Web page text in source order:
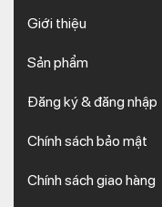
Giới thiệu
Sản phẩm
Đăng ký & đăng nhập
Chính sách bảo mật
Chính sách giao hàng